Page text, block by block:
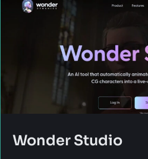
Wonder Studio